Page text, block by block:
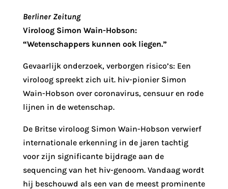
Berliner Zeitung
Viroloog Simon Wain-Hobson:
“Wetenschappers kunnen ook liegen.”
Gevaarlijk onderzoek, verborgen risico’s: Een
viroloog spreekt zich uit. hiv-pionier Simon
Wain-Hobson over coronavirus, censuur en rode
lijnen in de wetenschap.
De Britse viroloog Simon Wain-Hobson verwierf
internationale erkenning in de jaren tachtig
voor zijn significante bijdrage aan de
sequencing van het hiv-genoom. Vandaag wordt
hij beschouwd als een van de meest prominente